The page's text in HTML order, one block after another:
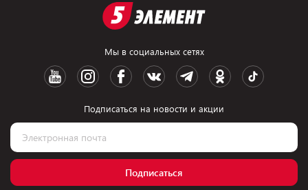
Мы в социальных сетях
Подписаться на новости и акции
Подписаться